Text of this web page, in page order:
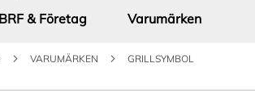
BRF & Företag
Varumärken
VARUMÄRKEN GRILLSYMBOL